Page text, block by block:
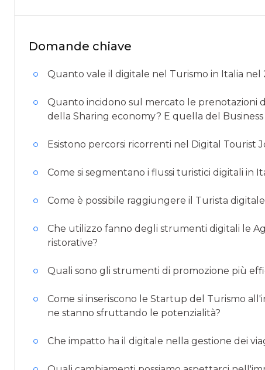
Domande chiave
Quanto vale il digitale nel Turismo in Italia nel
Quanto incidono sul mercato le prenotazioni
della Sharing economy? E quella del
Esistono percorsi ricorrenti nel Digital Tourist
Come si segmentano i flussi turistici digitali in
Come è possibile raggiungere il Turista
Che utilizzo fanno degli strumenti digitali le
ristorative?
Quali sono gli strumenti di promozione più
Come si inseriscono le Startup del Turismo
ne stanno sfruttando le potenzialità?
Che impatto ha il digitale nella gestione dei